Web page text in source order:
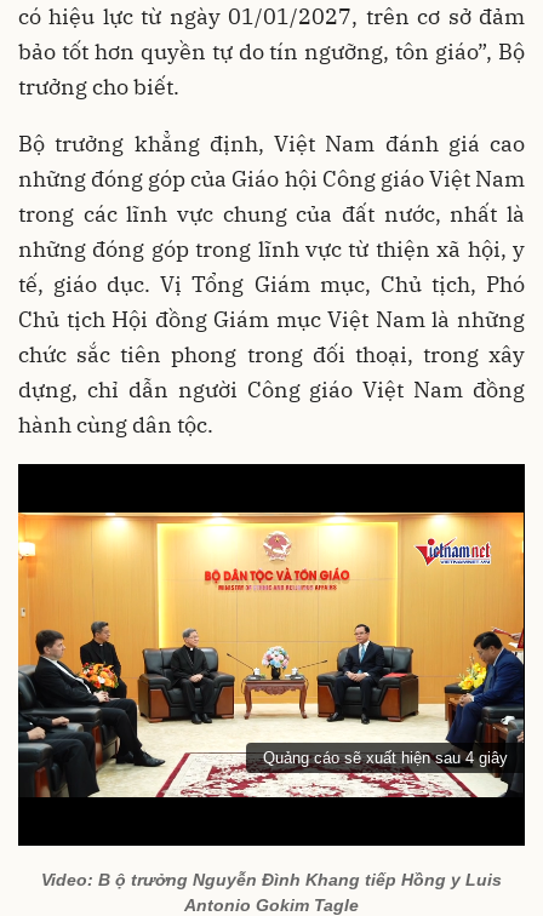
có hiệu lực từ ngày 01/01/2027, trên cơ sở đảm
bảo tốt hơn quyền tự do tín ngưỡng, tôn giáo”, Bộ
trưởng cho biết.
Bộ trưởng khẳng định, Việt Nam đánh giá cao
những đóng góp của Giáo hội Công giáo Việt Nam
trong các lĩnh vực chung của đất nước, nhất là
những đóng góp trong lĩnh vực từ thiện xã hội, y
tế, giáo dục. Vị Tổng Giám mục, Chủ tịch, Phó
Chủ tịch Hội đồng Giám mục Việt Nam là những
chức sắc tiên phong trong đối thoại, trong xây
dựng, chỉ dẫn người Công giáo Việt Nam đồng
hành cùng dân tộc.
Video: B ộ trưởng Nguyễn Đình Khang tiếp Hồng y Luis
Antonio Gokim Tagle